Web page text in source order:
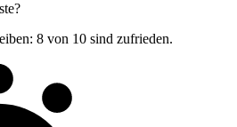
8 von 10 sind zufrieden.